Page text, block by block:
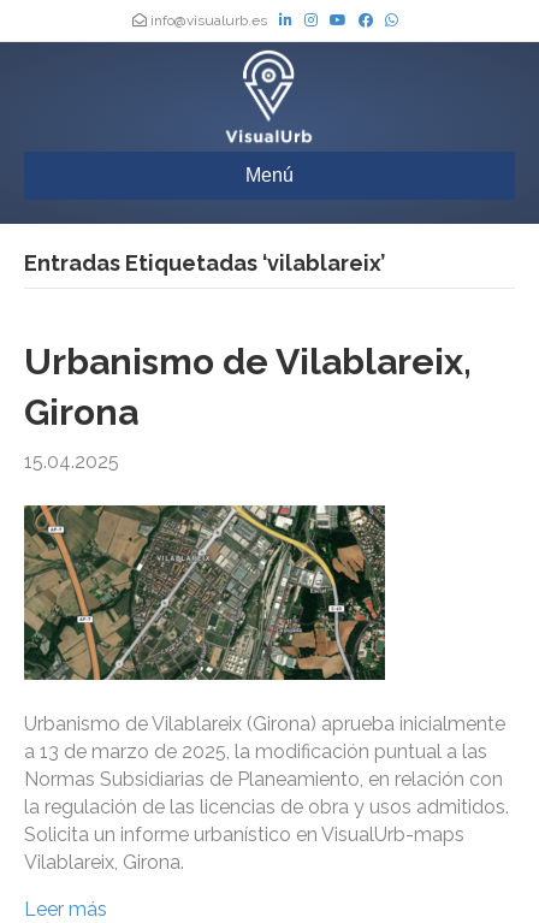
info@visualurb.es
Menú
Entradas Etiquetadas ‘vilablareix’
Urbanismo de Vilablareix,
Girona
15.04.2025
Urbanismo de Vilablareix (Girona) aprueba inicialmente
a 13 de marzo de 2025, la modificación puntual a las
Normas Subsidiarias de Planeamiento, en relación con
la regulación de las licencias de obra y usos admitidos.
Solicita un informe urbanístico en VisualUrb-maps
Vilablareix, Girona.
Leer más